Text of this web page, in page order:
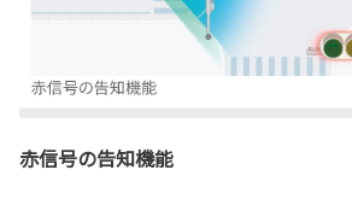
赤信号の告知機能